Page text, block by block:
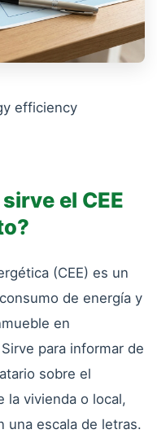
efficiency
el CEE
(CEE) es un
de energía y
en
para informar de
sobre el
la vivienda o local,
una escala de letras.